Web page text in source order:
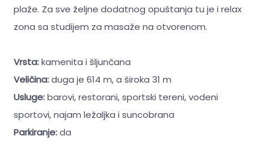
plaže. Za sve željne dodatnog opuštanja tu je i relax
zona sa studijem za masaže na otvorenom.
Vrsta:kamenita i šljunčana
Veličina:duga je 614 m, a široka 31 m
Usluge:barovi, restorani, sportski tereni, vodeni
sportovi, najam ležaljka i suncobrana
Parkiranje:da